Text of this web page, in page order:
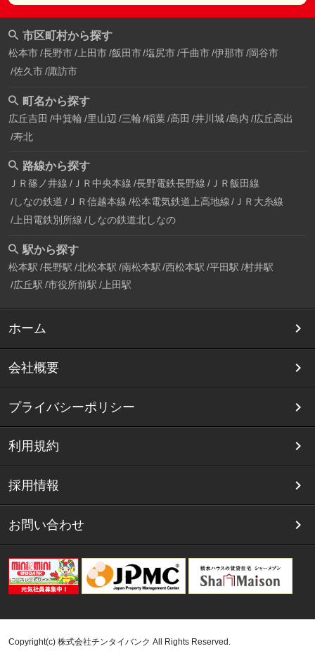
市区町村から探す
松本市 長野市 上田市 飯田市 塩尻市 千曲市 伊那市 岡谷市
佐久市 諏訪市
町名から探す
広丘吉田 中箕輪 里山辺 三輪 稲葉 高田 井川城 島内 広丘高出
寿北
路線から探す
ＪＲ篠ノ井線 ＪＲ中央本線 長野電鉄長野線 ＪＲ飯田線
しなの鉄道 ＪＲ信越本線 松本電気鉄道上高地線
ＪＲ大糸線
上田電鉄別所線 しなの鉄道北しなの
駅から探す
松本駅 長野駅 北松本駅 南松本駅 西松本駅 平田駅 村井駅
広丘駅 市役所前駅 上田駅
ホーム
会社概要
プライバシーポリシー
利用規約
採用情報
お問い合わせ
Copyright(c) 株式会社チンタイバンク All Rights Reserved.